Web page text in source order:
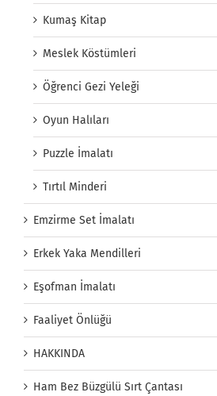
Kumaş Kitap
Meslek Köstümleri
Öğrenci Gezi Yeleği
Oyun Halıları
Puzzle İmalatı
Tırtıl Minderi
Emzirme Set İmalatı
Erkek Yaka Mendilleri
Eşofman İmalatı
Faaliyet Önlüğü
HAKKINDA
Ham Bez Büzgülü Sırt Çantası